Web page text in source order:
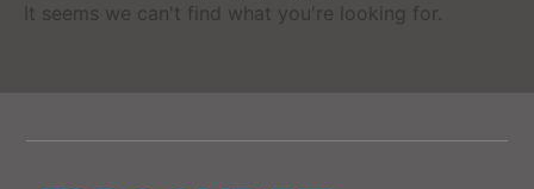
It seems we can't find what you're looking for .